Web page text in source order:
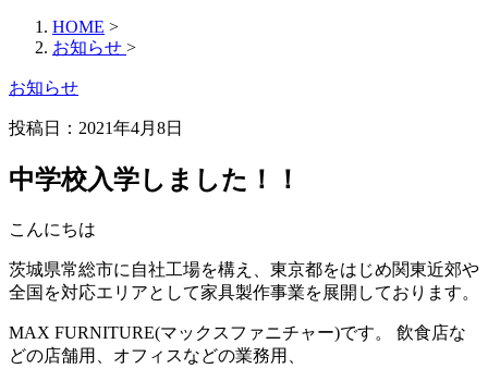
HOME >
お知らせ >
お知らせ
投稿日： 2021年4月8日
中学校入学しました！！
こんにちは
茨城県常総市に自社工場を構え、東京都をはじめ関東近郊や
全国を対応エリアとして家具製作事業を展開しております。
MAX FURNITURE(マックスファニチャー)です。 飲食店な
どの店舗用、オフィスなどの業務用、